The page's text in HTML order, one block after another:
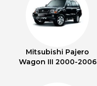
Mitsubishi Pajero
Wagon III 2000-2006